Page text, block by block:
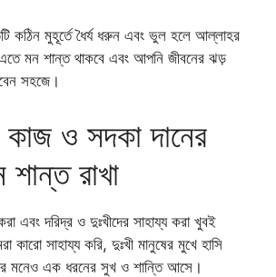
কঠিন মুহূর্তে ধৈর্য ধরুন এবং ভুল হলে আল্লাহর
মন শান্ত থাকবে এবং আপনি জীবনের ঝড়
সহজে।
ও সদকা দানের
শান্ত রাখা
এবং দরিদ্র ও দুঃখীদের সাহায্য করা খুবই
সাহায্য করি, দুঃখী মানুষের মুখে হাসি
মনেও এক ধরনের সুখ ও শান্তি আসে।